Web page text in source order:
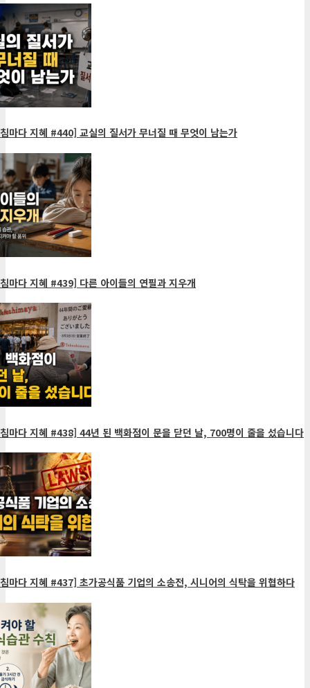
마다 지혜 #440] 교실의 질서가 무너질 때 무엇이 남는가
마다 지혜 #439] 다른 아이들의 연필과 지우개
마다 지혜 #438] 44년 된 백화점이 문을 닫던 날, 700명이 줄을 섰습니다
마다 지혜 #437] 초가공식품 기업의 소송전, 시니어의 식탁을 위협하다